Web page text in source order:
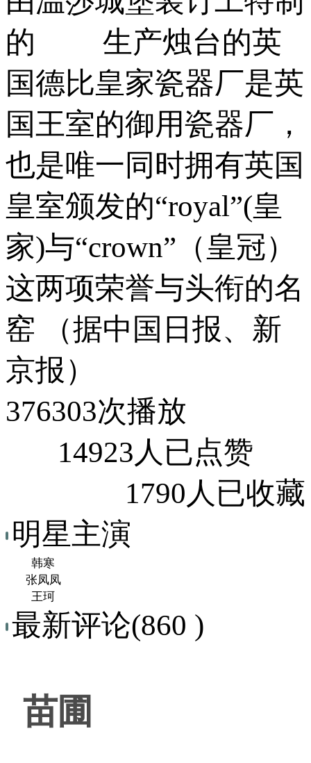
的 生产烛台的英
国德比皇家瓷器厂是英
国王室的御用瓷器厂，
也是唯一同时拥有英国
皇室颁发的“royal”(皇
家)与“crown”（皇冠）
这两项荣誉与头衔的名
窑 （据中国日报、新
京报）
376303次播放
14923人已点赞
1790人已收藏
明星主演
韩寒
张凤凤
王珂
最新评论(860 )
苗圃